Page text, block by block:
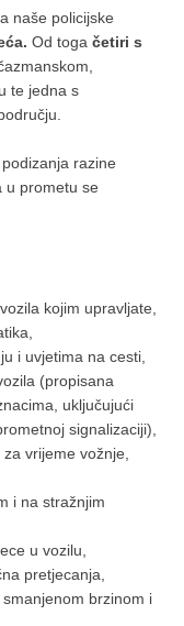
naše policijske
Od toga četiri s
te jedna s
razine
u prometu se
kojim upravljate,
i uvjetima na cesti,
(propisana
uključujući
signalizaciji),
vrijeme vožnje,
i na stražnjim
u vozilu,
pretjecanja,
brzinom i